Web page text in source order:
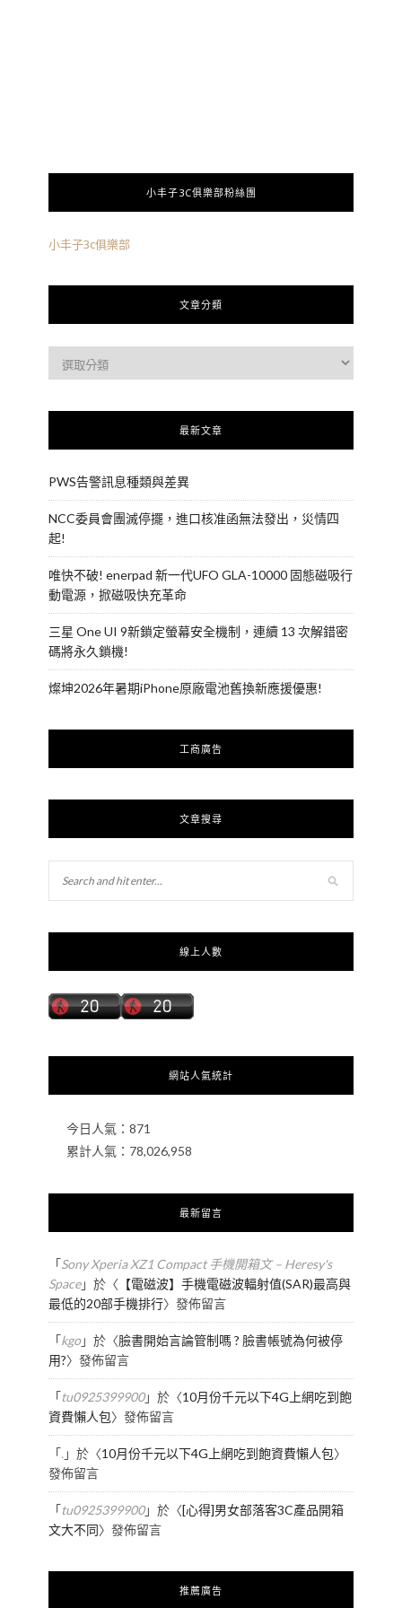
小丰子3C俱樂部粉絲團
小丰子3c俱樂部
文章分類
最新文章
PWS告警訊息種類與差異
NCC委員會團滅停擺，進口核准函無法發出，災情四
起!
唯快不破! enerpad 新一代UFO GLA-10000 固態磁吸行
動電源，掀磁吸快充革命
三星 One UI 9新鎖定螢幕安全機制，連續 13 次解錯密
碼將永久鎖機!
燦坤2026年暑期iPhone原廠電池舊換新應援優惠!
工商廣告
文章搜尋
線上人數
網站人氣統計
今日人氣： 871
累計人氣： 78,026,958
最新留言
「Sony Xperia XZ1 Compact 手機開箱文 – Heresy's
Space」於〈 【電磁波】手機電磁波輻射值(SAR)最高與
最低的20部手機排行〉發佈留言
「kgo」於〈臉書開始言論管制嗎 ? 臉書帳號為何被停
用?〉發佈留言
「tu0925399900」於〈10月份千元以下4G上網吃到飽
資費懶人包〉發佈留言
「.」於〈10月份千元以下4G上網吃到飽資費懶人包〉
發佈留言
「tu0925399900」於〈[心得]男女部落客3C產品開箱
文大不同〉發佈留言
推薦廣告